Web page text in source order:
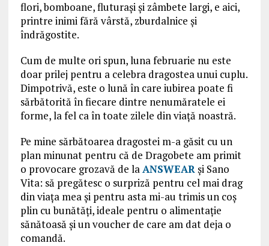
flori, bomboane, fluturaşi şi zâmbete largi, e aici,
printre inimi fără vârstă, zburdalnice și
îndrăgostite.
Cum de multe ori spun, luna februarie nu este
doar prilej pentru a celebra dragostea unui cuplu.
Dimpotrivă, este o lună în care iubirea poate fi
sărbătorită în fiecare dintre nenumăratele ei
forme, la fel ca în toate zilele din viață noastră.
Pe mine sărbătoarea dragostei m-a găsit cu un
plan minunat pentru că de Dragobete am primit
o provocare grozavă de laANSWEARși Sano
Vita: să pregătesc o surpriză pentru cel mai drag
din viața mea și pentru asta mi-au trimis un coș
plin cu bunătăți, ideale pentru o alimentație
sănătoasă și un voucher de care am dat deja o
comandă.